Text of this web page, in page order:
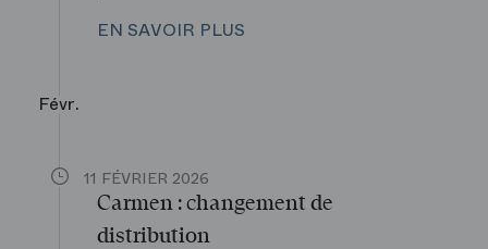
EN SAVOIR PLUS
Févr.
11 FÉVRIER 2026
Carmen : changement de
distribution